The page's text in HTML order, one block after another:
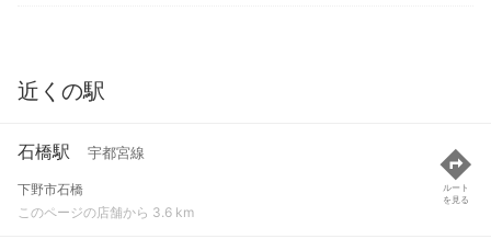
近くの駅
石橋駅 宇都宮線
下野市石橋
このページの店舗から 3.6 km
ルート
を見る